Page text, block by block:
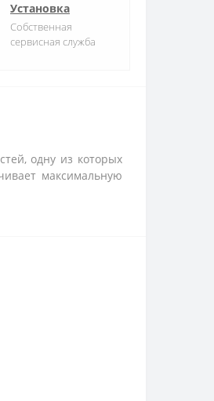
Установка
Собственная
сервисная служба
одну из которых
максимальную